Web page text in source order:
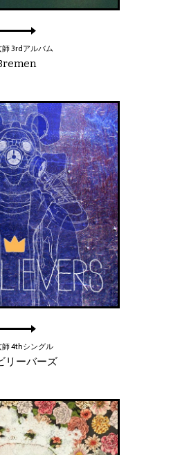
師 3rdアルバム
師 4thシングル
リーバーズ